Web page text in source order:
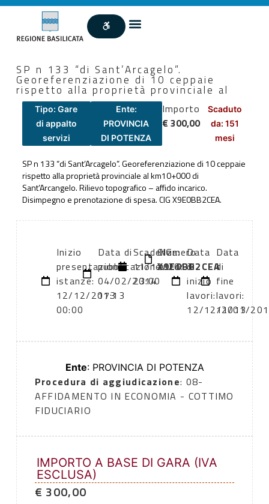
SP n 133 “di Sant’Arcagelo”.
Georeferenziazione di 10 ceppaie
rispetto alla proprietà provinciale al
Tipo: Gare
di appalto
servizi
Ente:
PROVINCIA
DI POTENZA
Importo
€ 300,00
Scaduto
da: 151
mesi
SP n 133 “di Sant’Arcagelo”. Georeferenziazione di 10 ceppaie
rispetto alla proprietà provinciale al km10+000 di
Sant’Arcangelo. Rilievo topografico – affido incarico.
Disimpegno e prenotazione di spesa. CIG X9E0BB2CEA.
Inizio
presentazione
istanze:
12/12/2013
00:00
Data di
pubblicazione:
04/02/2014
17:13
Scadenza:
11/12/2013
23:00
Numero
atto:
CIG:
X9E0BB2CEA
Data
di
inizio
lavori:
12/12/2013
Data
di
fine
lavori:
11/01/
Ente: PROVINCIA DI POTENZA
Procedura di aggiudicazione: 08-
AFFIDAMENTO IN ECONOMIA - COTTIMO
FIDUCIARIO
IMPORTO A BASE DI GARA (IVA
ESCLUSA)
€ 300,00